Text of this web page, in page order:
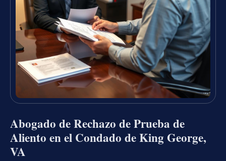
Abogado de Rechazo de Prueba de
Aliento en el Condado de King George,
VA